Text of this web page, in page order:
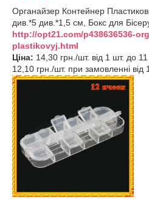
Органайзер Контейнер
див.*5 див.*1,5 см, Бокс для
http://opt21.com/p438636536-
plastikovyj.html
Ціна: 14,30 грн./шт. від 1 шт. до
12,10 грн./шт. при замовленні від